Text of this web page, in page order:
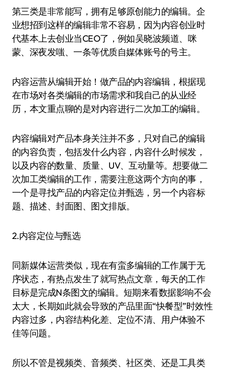
第三类是非常能写，拥有足够原创能力的编辑。企
业想招到这样的编辑非常不容易，因为内容创业时
代基本上去创业当CEO了，例如吴晓波频道、咪
蒙、深夜发嗤、一条等优质自媒体账号的号主。
内容运营从编辑开始！做产品的内容编辑，根据现
在市场对各类编辑的市场需求和我自己的从业经
历，本文重点聊的是对内容进行二次加工的编辑。
内容编辑对产品本身关注并不多，只对自己的编辑
的内容负责，包括发什么内容，内容什么时候发，
以及内容的数量、质量、UV、互动量等。想要做二
次加工类编辑的工作，需要注意这两个方向的事，
一个是寻找产品的内容定位并甄选，另一个内容标
题、描述、封面图、图文排版。
2.内容定位与甄选
同新媒体运营类似，现在有蛮多编辑的工作属于无
序状态，有热点发生了就写热点文章，每天的工作
目标是完成N条图文的编辑。短期来看数据影响不会
太大，长期如此就会导致的产品里面“快餐型”时效性
内容过多，内容结构化差、定位不清、用户体验不
佳等问题。
所以不管是视频类、音频类、社区类、还是工具类